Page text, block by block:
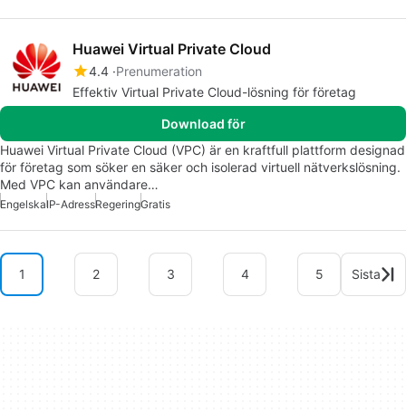
Huawei Virtual Private Cloud
4.4 Prenumeration
Effektiv Virtual Private Cloud-lösning för företag
Download för
Huawei Virtual Private Cloud (VPC) är en kraftfull plattform designad
för företag som söker en säker och isolerad virtuell nätverkslösning.
Med VPC kan användare…
EngelskaIP-AdressRegeringGratis
1 2 3 4 5 Sista